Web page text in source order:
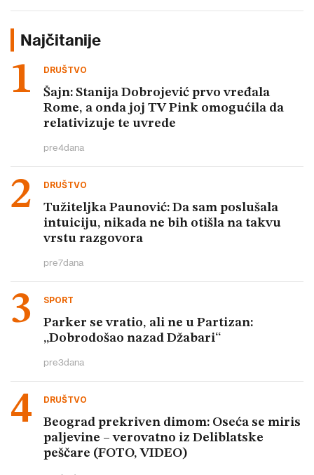
Najčitanije
DRUŠTVO
Šajn: Stanija Dobrojević prvo vređala
Rome, a onda joj TV Pink omogućila da
relativizuje te uvrede
pre4dana
DRUŠTVO
Tužiteljka Paunović: Da sam poslušala
intuiciju, nikada ne bih otišla na takvu
vrstu razgovora
pre7dana
SPORT
Parker se vratio, ali ne u Partizan:
„Dobrodošao nazad Džabari“
pre3dana
DRUŠTVO
Beograd prekriven dimom: Oseća se miris
paljevine – verovatno iz Deliblatske
peščare (FOTO, VIDEO)